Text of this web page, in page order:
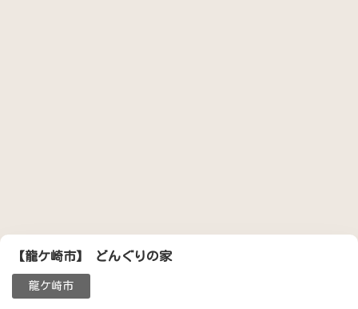
【龍ケ崎市】 どんぐりの家
龍ケ崎市